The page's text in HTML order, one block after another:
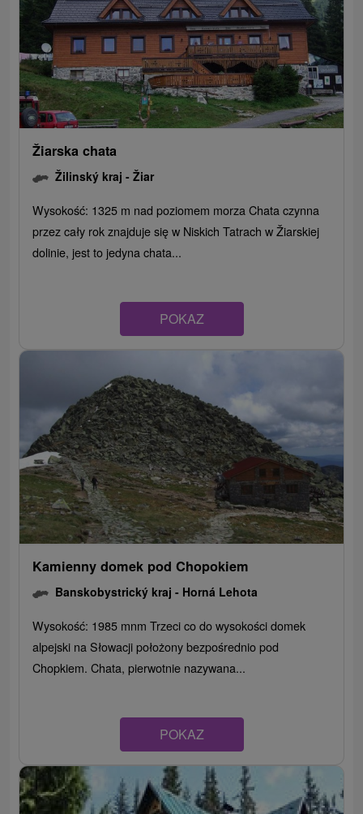
Žiarska chata
Žilinský kraj -Žiar
Wysokość: 1325 m nad poziomem morza Chata czynna
przez cały rok znajduje się w Niskich Tatrach w Žiarskiej
dolinie, jest to jedyna chata...
POKAZ
Kamienny domek pod Chopokiem
Banskobystrický kraj - Horná Lehota
Wysokość: 1985 mnm Trzeci co do wysokości domek
alpejski na Słowacji położony bezpośrednio pod
Chopkiem. Chata, pierwotnie nazywana...
POKAZ